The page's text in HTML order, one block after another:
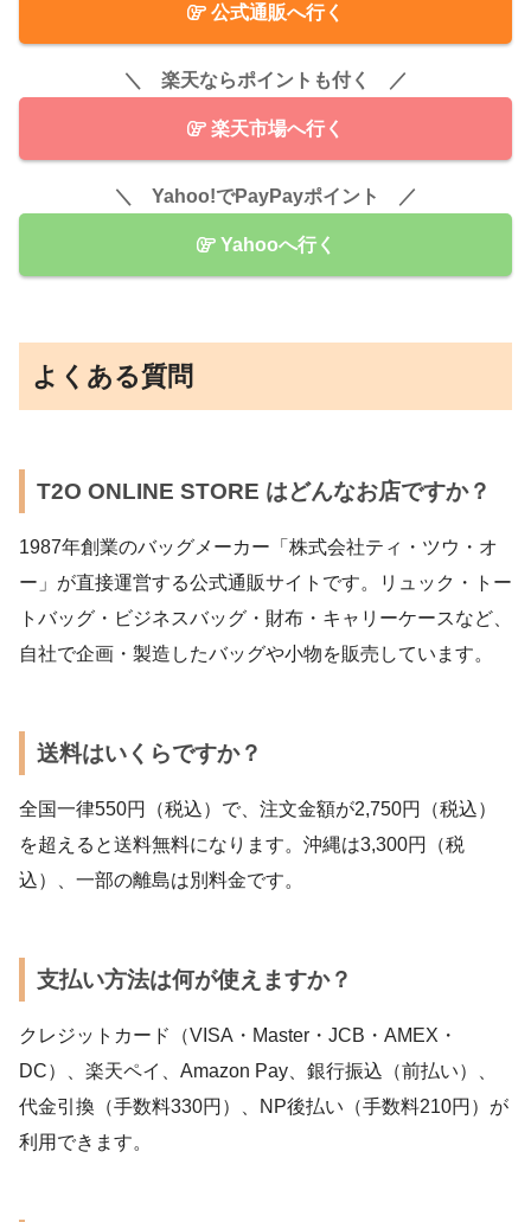
公式通販へ行く
＼ 楽天ならポイントも付く ／
楽天市場へ行く
＼ Yahoo!でPayPayポイント ／
Yahooへ行く
よくある質問
T2O ONLINE STORE はどんなお店ですか？
1987年創業のバッグメーカー「株式会社ティ・ツウ・オ
ー」が直接運営する公式通販サイトです。リュック・トー
トバッグ・ビジネスバッグ・財布・キャリーケースなど、
自社で企画・製造したバッグや小物を販売しています。
送料はいくらですか？
全国一律550円（税込）で、注文金額が2,750円（税込）
を超えると送料無料になります。沖縄は3,300円（税
込）、一部の離島は別料金です。
支払い方法は何が使えますか？
クレジットカード（VISA・Master・JCB・AMEX・
DC）、楽天ペイ、Amazon Pay、銀行振込（前払い）、
代金引換（手数料330円）、NP後払い（手数料210円）が
利用できます。